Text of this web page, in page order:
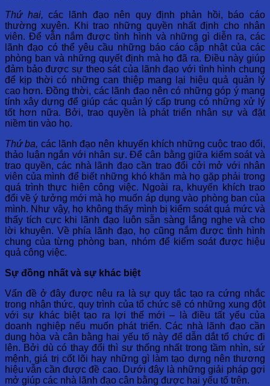
Thứ hai,các lãnh đạo nên quy định phản hồi, báo cáo
thường xuyên. Khi trao những quyền nhất định cho nhân
viên. Để vẫn nắm được tình hình và những gì diễn ra, các
lãnh đạo có thể yêu cầu những báo cáo cập nhật của các
phòng ban và những quyết định mà họ đã ra. Điều này giúp
đảm bảo được sự theo sát của lãnh đạo với tình hình chung
để kịp thời có những can thiệp mang lại hiệu quả quản lý
cao hơn. Đồng thời, các lãnh đạo nên có những góp ý mang
tính xây dựng để giúp các quản lý cấp trung có những xử lý
tốt hơn nữa. Bởi, trao quyền là phát triển nhân sự và đặt
niềm tin vào họ.
Thứ ba, các lãnh đạo nên khuyến khích những cuộc trao đổi,
thảo luận ngắn với nhân sự. Để cân bằng giữa kiểm soát và
trao quyền, các nhà lãnh đạo cần trao đổi cởi mở với nhân
viên của mình để biết những khó khăn mà họ gặp phải trong
quá trình thực hiện công việc. Ngoài ra, khuyến khích trao
đổi về ý tưởng mới mà họ muốn áp dụng vào phòng ban của
mình. Như vậy, họ không thấy mình bị kiểm soát quá mức và
thấy tích cực khi lãnh đạo luôn sẵn sàng lắng nghe và cho
lời khuyên. Về phía lãnh đạo, họ cũng nắm được tình hình
chung của từng phòng ban, nhóm để kiểm soát được hiệu
quả công việc.
Sự đồng nhất và sự khác biệt
Vấn đề ở đây được nêu ra là sự quy tắc tạo ra cứng nhắc
trong nhận thức, quy trình của tổ chức sẽ có những xung đột
với sự khác biệt tạo ra lợi thế mới – là điều tất yếu của
doanh nghiệp nếu muốn phát triển. Các nhà lãnh đạo cần
dung hòa và cân bằng hai yếu tố này để dẫn dắt tổ chức đi
lên. Bởi dù có thay đổi thì sự thống nhất trong tầm nhìn, sứ
mệnh, giá trị cốt lõi hay những gì làm tạo dựng nên thương
hiệu vẫn cần được đề cao. Dưới đây là những giải pháp gợi
mở giúp các nhà lãnh đạo cân bằng được hai yếu tố trên.